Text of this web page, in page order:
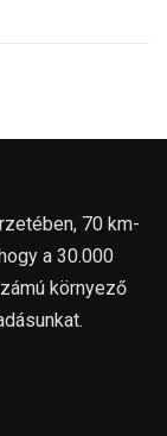
70 km-
a 30.000
környező